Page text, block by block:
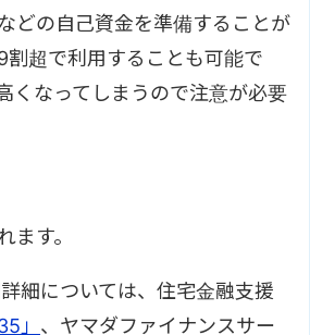
どの自己資金を準備することが
超で利用することも可能で
くなってしまうので注意が必要
ます。
細については、住宅金融支援
」 、ヤマダファイナンスサー